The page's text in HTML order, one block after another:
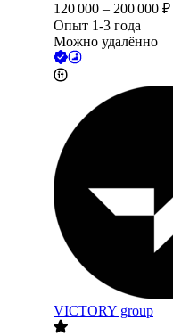
120 000 – 200 000 ₽
Опыт 1-3 года
Можно удалённо
VICTORY group